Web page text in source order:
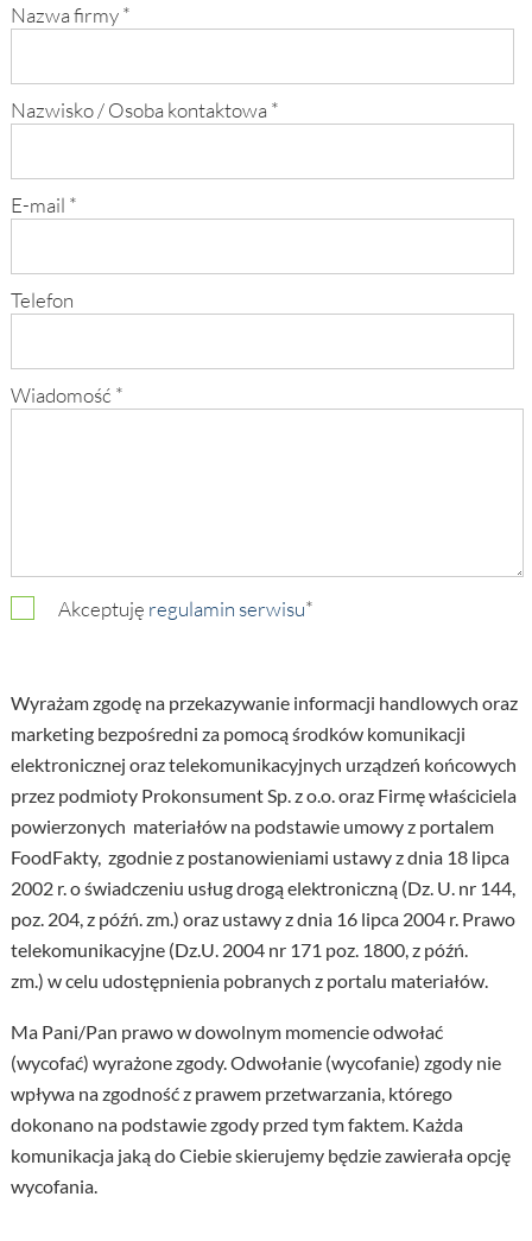
Nazwa firmy*
Nazwisko / Osoba kontaktowa *
E-mail *
Telefon
Wiadomość *
Akceptuję regulamin serwisu*
Wyrażam zgodę na przekazywanie informacji handlowych oraz
marketing bezpośredni za pomocą środków komunikacji
elektronicznej oraz telekomunikacyjnych urządzeń końcowych
przez podmioty Prokonsument Sp. z o.o. oraz Firmę właściciela
powierzonych materiałów na podstawie umowy z portalem
FoodFakty, zgodnie z postanowieniami ustawy z dnia 18 lipca
2002 r. o świadczeniu usług drogą elektroniczną (Dz. U. nr 144,
poz. 204, z późń. zm.) oraz ustawy z dnia 16 lipca 2004 r. Prawo
telekomunikacyjne (Dz.U. 2004 nr 171 poz. 1800, z późń.
zm.) w celu udostępnienia pobranych z portalu materiałów.
Ma Pani/Pan prawo w dowolnym momencie odwołać
(wycofać) wyrażone zgody. Odwołanie (wycofanie) zgody nie
wpływa na zgodność z prawem przetwarzania, którego
dokonano na podstawie zgody przed tym faktem. Każda
komunikacja jaką do Ciebie skierujemy będzie zawierała opcję
wycofania.